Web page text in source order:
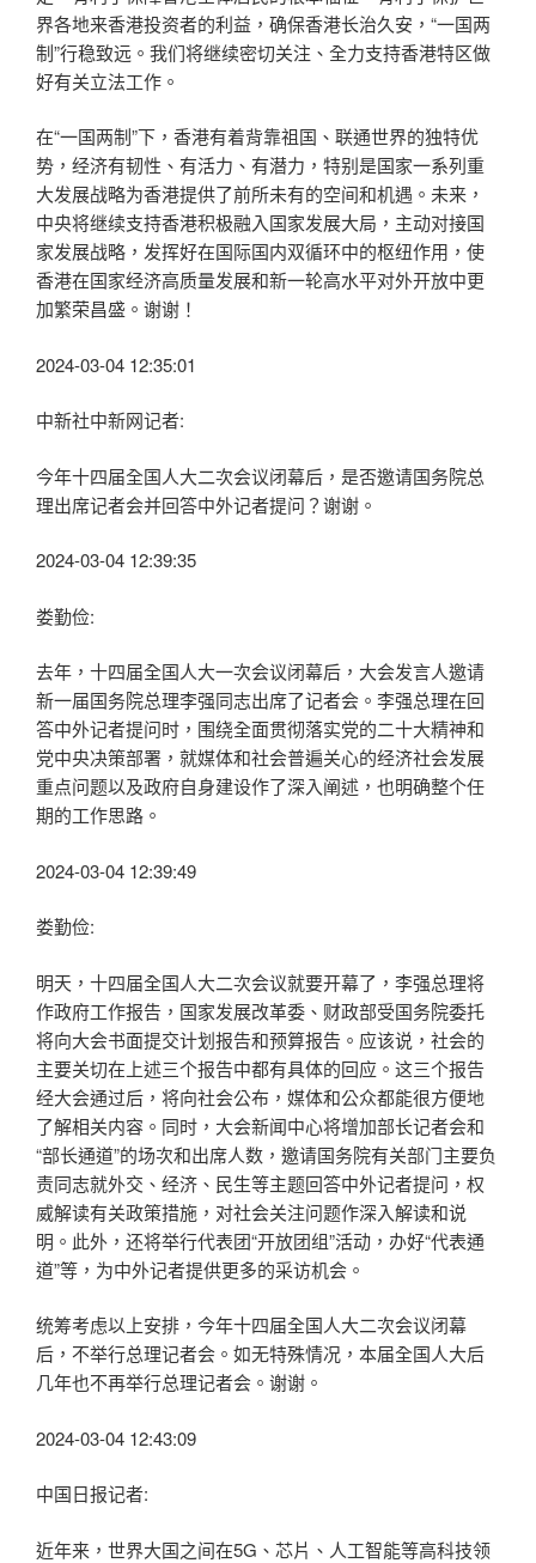
界各地来香港投资者的利益，确保香港长治久安，“一国两
制”行稳致远。我们将继续密切关注、全力支持香港特区做
好有关立法工作。
在“一国两制”下，香港有着背靠祖国、联通世界的独特优
势，经济有韧性、有活力、有潜力，特别是国家一系列重
大发展战略为香港提供了前所未有的空间和机遇。未来，
中央将继续支持香港积极融入国家发展大局，主动对接国
家发展战略，发挥好在国际国内双循环中的枢纽作用，使
香港在国家经济高质量发展和新一轮高水平对外开放中更
加繁荣昌盛。谢谢！
2024-03-04 12:35:01
中新社中新网记者:
今年十四届全国人大二次会议闭幕后，是否邀请国务院总
理出席记者会并回答中外记者提问？谢谢。
2024-03-04 12:39:35
娄勤俭:
去年，十四届全国人大一次会议闭幕后，大会发言人邀请
新一届国务院总理李强同志出席了记者会。李强总理在回
答中外记者提问时，围绕全面贯彻落实党的二十大精神和
党中央决策部署，就媒体和社会普遍关心的经济社会发展
重点问题以及政府自身建设作了深入阐述，也明确整个任
期的工作思路。
2024-03-04 12:39:49
娄勤俭:
明天，十四届全国人大二次会议就要开幕了，李强总理将
作政府工作报告，国家发展改革委、财政部受国务院委托
将向大会书面提交计划报告和预算报告。应该说，社会的
主要关切在上述三个报告中都有具体的回应。这三个报告
经大会通过后，将向社会公布，媒体和公众都能很方便地
了解相关内容。同时，大会新闻中心将增加部长记者会和
“部长通道”的场次和出席人数，邀请国务院有关部门主要负
责同志就外交、经济、民生等主题回答中外记者提问，权
威解读有关政策措施，对社会关注问题作深入解读和说
明。此外，还将举行代表团“开放团组”活动，办好“代表通
道”等，为中外记者提供更多的采访机会。
统筹考虑以上安排，今年十四届全国人大二次会议闭幕
后，不举行总理记者会。如无特殊情况，本届全国人大后
几年也不再举行总理记者会。谢谢。
2024-03-04 12:43:09
中国日报记者:
近年来，世界大国之间在5G、芯片、人工智能等高科技领